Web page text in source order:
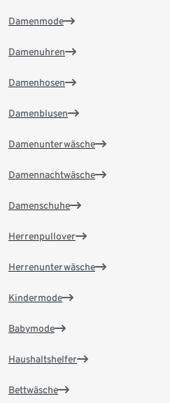
Damenmode
Damenuhren
Damenhosen
Damenblusen
Damenunterwäsche
Damennachtwäsche
Damenschuhe
Herrenpullover
Herrenunterwäsche
Kindermode
Babymode
Haushaltshelfer
Bettwäsche